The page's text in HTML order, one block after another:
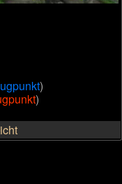
)
)